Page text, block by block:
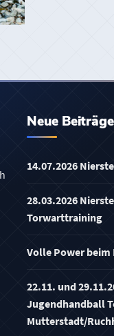
Neue Beiträge
14.07.2026
28.03.2026
Torwarttraining
Volle Power
22.11. und
Jugendhandball
Mutterstadt/